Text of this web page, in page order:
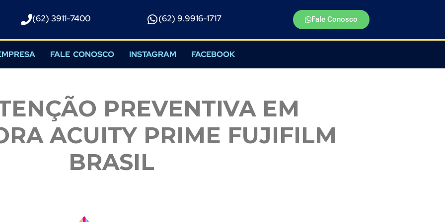
(62) 3911-7400 (62) 9.9916-1717​ Fale Conosco
FALE CONOSCO INSTAGRAM FACEBOOK
PREVENTIVA EM
ACUITY PRIME FUJIFILM
BRASIL